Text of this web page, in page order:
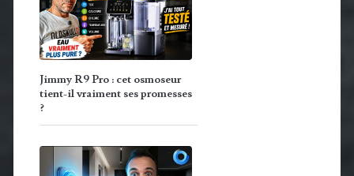
Jimmy R9 Pro : cet osmoseur
tient-il vraiment ses promesses
?